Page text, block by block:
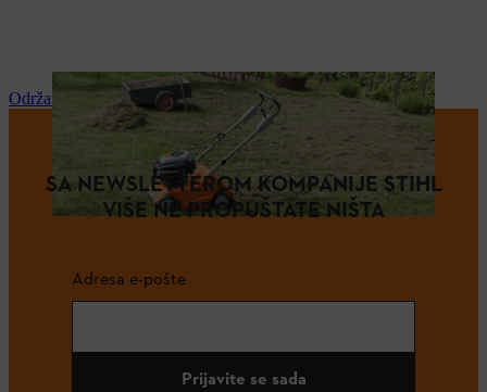
Održavanje i popravka
SA NEWSLETTEROM KOMPANIJE STIHL
VIŠE NE PROPUŠTATE NIŠTA
Adresa e-pošte
Prijavite se sada